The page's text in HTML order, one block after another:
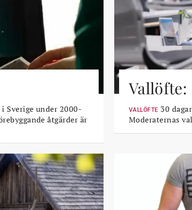
Sverige under 2000-
åtgärder är
VALLÖFTE 30
Moderaternas